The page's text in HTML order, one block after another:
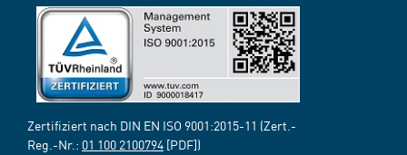
Zertifiziert nach DIN EN ISO 9001:2015-11 (Zert.-
Reg.-Nr.: 01 100 2100794 [PDF])